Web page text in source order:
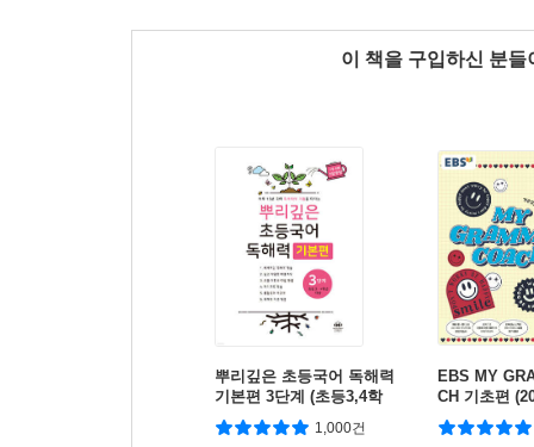
이 책을 구입하신 분
뿌리깊은 초등국어 독해력
기본편 3단계 (초등3,4학
년)
1,000건
EBS MY
CH 기초편